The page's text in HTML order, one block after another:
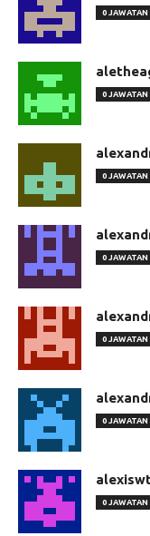
0 JAWATAN
0 JAWATAN
0 JAWATAN
0 JAWATAN
0 JAWATAN
0 JAWATAN
0 JAWATAN